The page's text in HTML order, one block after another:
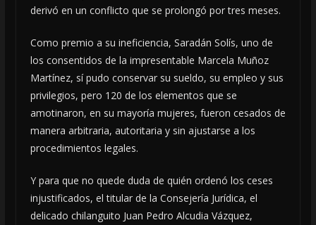
derivó en un conflicto que se prolongó por tres meses.
Como premio a su ineficiencia, Saradán Solís, uno de
los consentidos de la impresentable Marcela Muñoz
Martínez, sí pudo conservar su sueldo, su empleo y sus
privilegios, pero 120 de los elementos que se
amotinaron, en su mayoría mujeres, fueron cesados de
manera arbitraria, autoritaria y sin ajustarse a los
procedimientos legales.
Y para que no quede duda de quién ordenó los ceses
injustificados, el titular de la Consejería Jurídica, el
delicado chilanguito Juan Pedro Alcudia Vázquez,